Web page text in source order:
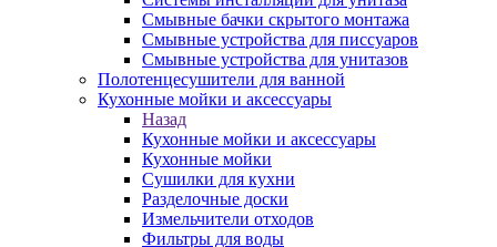
Смывные бачки скрытого монтажа
Смывные устройства для писсуаров
Смывные устройства для унитазов
Полотенцесушители для ванной
Кухонные мойки и аксессуары
Назад
Кухонные мойки и аксессуары
Кухонные мойки
Сушилки для кухни
Разделочные доски
Измельчители отходов
Фильтры для воды